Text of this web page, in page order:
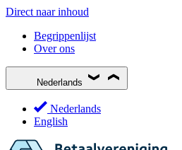
Direct naar inhoud
Begrippenlijst
Over ons
Nederlands
Nederlands
English